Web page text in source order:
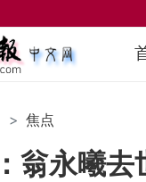
焦点
翁永曦去